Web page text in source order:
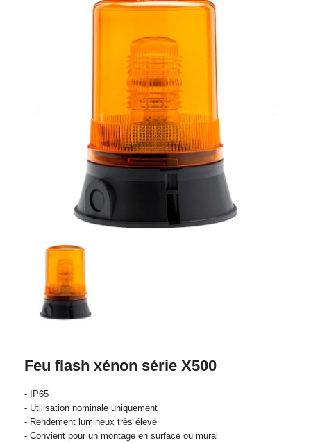
Feu flash xénon série X500
- IP65
- Utilisation nominale uniquement
- Rendement lumineux très élevé
- Convient pour un montage en surface ou mural